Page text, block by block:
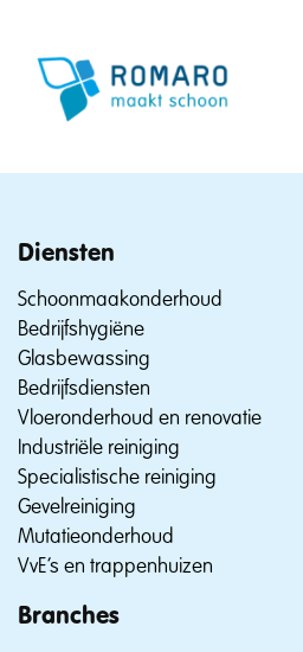
Diensten
Schoonmaakonderhoud
Bedrijfshygiëne
Glasbewassing
Bedrijfsdiensten
Vloeronderhoud en renovatie
Industriële reiniging
Specialistische reiniging
Gevelreiniging
Mutatieonderhoud
VvE’s en trappenhuizen
Branches